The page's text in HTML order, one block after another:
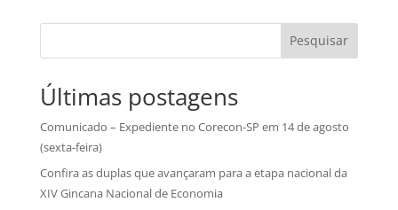
Pesquisar
Últimas postagens
Comunicado – Expediente no Corecon-SP em 14 de agosto
(sexta-feira)
Confira as duplas que avançaram para a etapa nacional da
XIV Gincana Nacional de Economia